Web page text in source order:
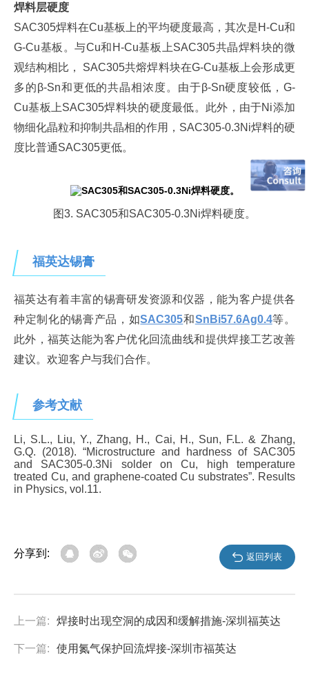
焊料层硬度
SAC305焊料在Cu基板上的平均硬度最高，其次是H-Cu和
G-Cu基板。与Cu和H-Cu基板上SAC305共晶焊料块的微
观结构相比， SAC305共熔焊料块在G-Cu基板上会形成更
多的β-Sn和更低的共晶相浓度。由于β-Sn硬度较低，G-
Cu基板上SAC305焊料块的硬度最低。此外，由于Ni添加
物细化晶粒和抑制共晶相的作用，SAC305-0.3Ni焊料的硬
度比普通SAC305更低。
图3. SAC305和SAC305-0.3Ni焊料硬度。
福英达锡膏
福英达有着丰富的锡膏研发资源和仪器，能为客户提供各
种定制化的锡膏产品，如SAC305和SnBi57.6Ag0.4等。
此外，福英达能为客户优化回流曲线和提供焊接工艺改善
建议。欢迎客户与我们合作。
参考文献
Li, S.L., Liu, Y., Zhang, H., Cai, H., Sun, F.L. & Zhang,
G.Q. (2018). “Microstructure and hardness of SAC305
and SAC305-0.3Ni solder on Cu, high temperature
treated Cu, and graphene-coated Cu substrates”. Results
in Physics, vol.11.
分享到: 返回列表
上一篇: 焊接时出现空洞的成因和缓解措施-深圳福英达
下一篇: 使用氮气保护回流焊接-深圳市福英达